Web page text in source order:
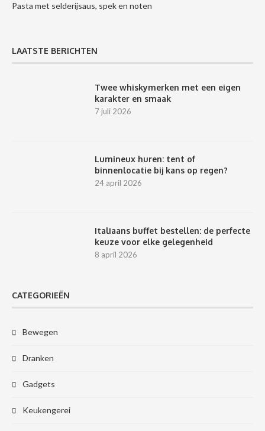
Pasta met selderijsaus, spek en noten
LAATSTE BERICHTEN
Twee whiskymerken met een eigen
karakter en smaak
7 juli 2026
Lumineux huren: tent of
binnenlocatie bij kans op regen?
24 april 2026
Italiaans buffet bestellen: de perfecte
keuze voor elke gelegenheid
8 april 2026
CATEGORIEËN
Bewegen
Dranken
Gadgets
Keukengerei